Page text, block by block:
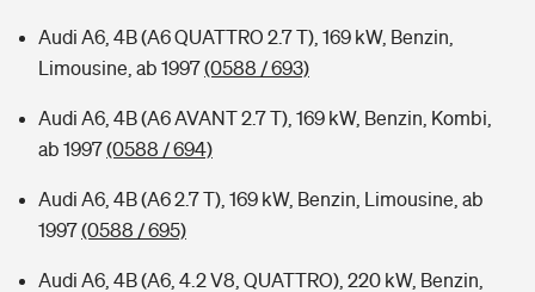
Audi A6, 4B (A6 QUATTRO 2.7 T), 169 kW, Benzin,
Limousine, ab 1997(0588 / 693)
Audi A6, 4B (A6 AVANT 2.7 T), 169 kW, Benzin, Kombi,
ab 1997(0588 / 694)
Audi A6, 4B (A6 2.7 T), 169 kW, Benzin, Limousine, ab
1997(0588 / 695)
Audi A6, 4B (A6, 4.2 V8, QUATTRO), 220 kW, Benzin,